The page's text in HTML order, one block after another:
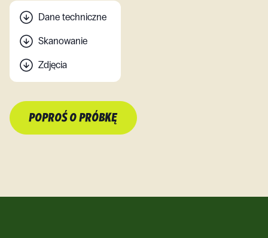
Dane techniczne
Skanowanie
Zdjęcia
POPROŚ O PRÓBKĘ